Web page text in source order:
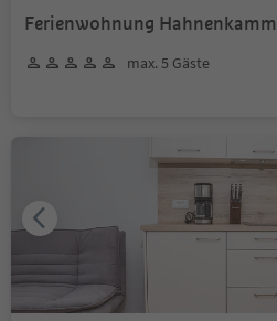
Ferienwohnung Hahnenkamm
max. 5 Gäste